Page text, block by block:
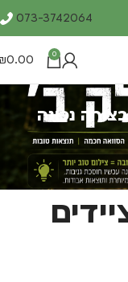
073-3742064
0
0.00
נכונה